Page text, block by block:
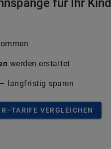
für Ihr Kind
werden erstattet
– langfristig sparen
VERGLEICHEN